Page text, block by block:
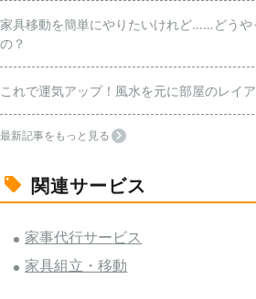
家具移動を簡単にやりたいけれど……どうや
の？
これで運気アップ！風水を元に部屋のレイ
最新記事をもっと見る
関連サービス
家事代行サービス
家具組立・移動